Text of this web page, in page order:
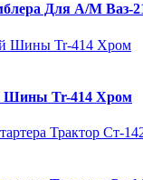
Для А/М Ваз-
Шины Tr-414 Хром